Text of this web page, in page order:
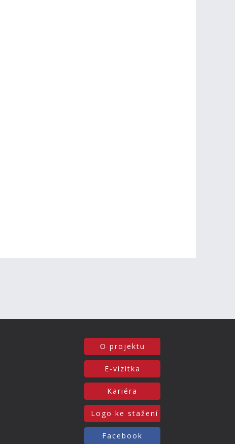
O projektu
E-vizitka
Kariéra
Logo ke stažení
Facebook